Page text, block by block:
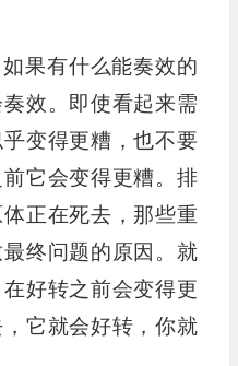
果有什么能奏效的
效。即使看起来需
变得更糟，也不要
它会变得更糟。排
正在死去，那些重
终问题的原因。就
好转之前会变得更
它就会好转，你就